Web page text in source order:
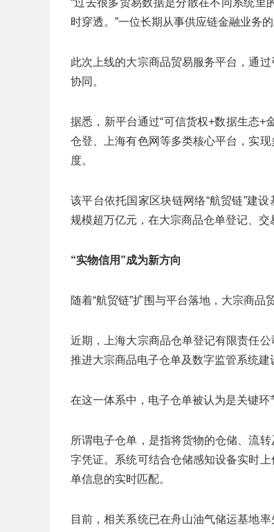
“过去很多贸易数据是分散在不同系统
时穿透。”一位长期从事供应链金融业务
此次上线的大宗商品贸易服务平台，通
协同。
据悉，新平台通过“可信货权+数据生态+
仓登、上海有色网等多类核心平台，实
度。
该平台依托国家区块链网络“航贸链”建
规模超万亿元，在大宗商品仓单登记、交
“实物信用”成为新方向
随着“航贸链”扩围与平台落地，大宗商品
近期，上海大宗商品仓单登记有限责任
推进大宗商品电子仓单及数字监管系统建
在这一体系中，电子仓单被认为是关键环
所谓电子仓单，是指将货物的仓储、流
字凭证。系统可结合仓储感知设备实时
单信息的实时匹配。
目前，相关系统已在舟山油气储运基地